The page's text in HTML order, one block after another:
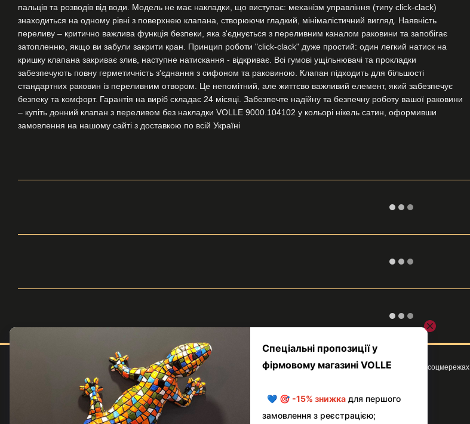
пальців та розводів від води. Модель не має накладки, що виступає: механізм управління (типу click-clack)
знаходиться на одному рівні з поверхнею клапана, створюючи гладкий, мінімалістичний вигляд. Наявність
переливу – критично важлива функція безпеки, яка з'єднується з переливним каналом раковини та запобігає
затопленню, якщо ви забули закрити кран. Принцип роботи "click-clack" дуже простий: один легкий натиск на
кришку клапана закриває злив, наступне натискання - відкриває. Всі гумові ущільнювачі та прокладки
забезпечують повну герметичність з'єднання з сифоном та раковиною. Клапан підходить для більшості
стандартних раковин із переливним отвором. Це непомітний, але життєво важливий елемент, який забезпечує
безпеку та комфорт. Гарантія на виріб складає 24 місяці. Забезпечте надійну та безпечну роботу вашої раковини
– купіть донний клапан з переливом без накладки VOLLE 9000.104102 у кольорі нікель сатин, оформивши
замовлення на нашому сайті з доставкою по всій Україні
© volle.ua, 2026, ТОВ
Приймаємо до оплати
Меню
Каталог
Серії
Кольори
Клієнтам
Про магазин VOLLE
Умови використання сайту
Ми в соцмережах